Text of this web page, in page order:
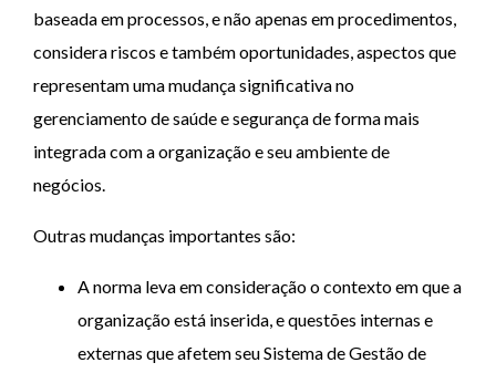
baseada em processos, e não apenas em procedimentos,
considera riscos e também oportunidades, aspectos que
representam uma mudança significativa no
gerenciamento de saúde e segurança de forma mais
integrada com a organização e seu ambiente de
negócios.
Outras mudanças importantes são:
A norma leva em consideração o contexto em que a
organização está inserida, e questões internas e
externas que afetem seu Sistema de Gestão de